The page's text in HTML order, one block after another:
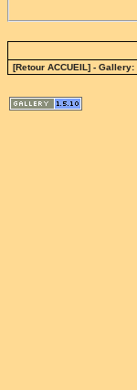
[Retour ACCUEIL] - Gallery: